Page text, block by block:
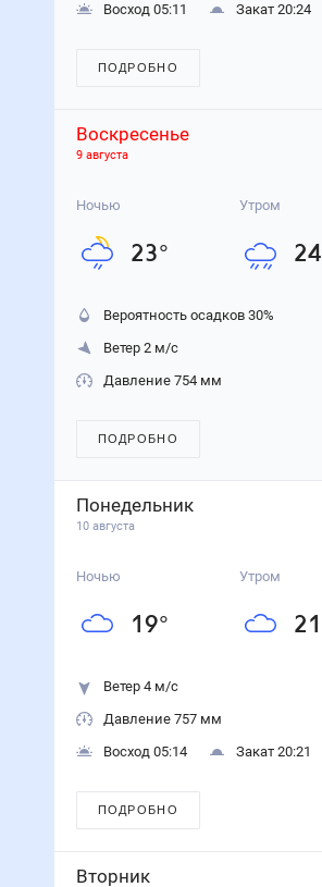
Восход 05:11
Закат 20:24
ПОДРОБНО
Воскресенье
9 августа
Ночью
23°
Утром
24
Вероятность осадков 30%
Ветер 2 м/с
Давление 754 мм
ПОДРОБНО
Понедельник
10 августа
Ночью
19°
Утром
21
Ветер 4 м/с
Давление 757 мм
Восход 05:14
Закат 20:21
ПОДРОБНО
Вторник